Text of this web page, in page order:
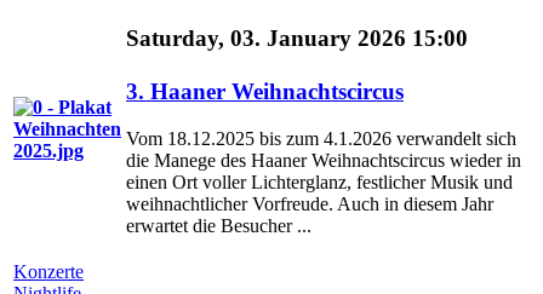
Saturday, 03. January 2026 15:00
3. Haaner Weihnachtscircus
Vom 18.12.2025 bis zum 4.1.2026 verwandelt sich
die Manege des Haaner Weihnachtscircus wieder in
einen Ort voller Lichterglanz, festlicher Musik und
weihnachtlicher Vorfreude. Auch in diesem Jahr
erwartet die Besucher ...
Konzerte